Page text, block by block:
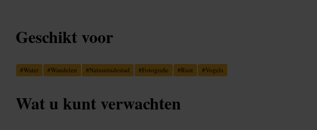
Geschikt voor
#Water #Wandelen #Natuurindestad #Fotografie #Rust #Vogels
Wat u kunt verwachten